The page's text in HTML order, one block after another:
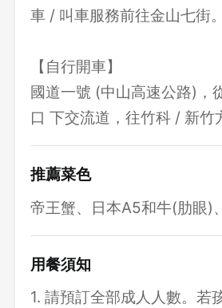
車 / 叫車服務前往金山七街。
【自行開車】
國道一號 (中山高速公路)，
口 下交流道，往竹科 / 新竹
推薦菜色
帝王蟹、日本A5和牛(肋眼)
用餐須知
1. 請預訂全部成人人數。若